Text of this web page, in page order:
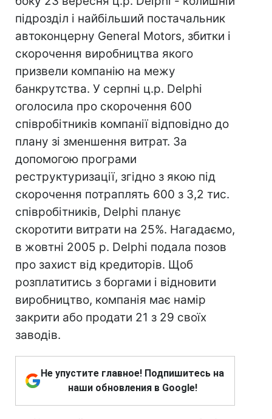
підрозділ і найбільший постачальник
автоконцерну General Motors, збитки і
скорочення виробництва якого
призвели компанію на межу
банкрутства. У серпні ц.р. Delphi
оголосила про скорочення 600
співробітників компанії відповідно до
плану зі зменшення витрат. За
допомогою програми
реструктуризації, згідно з якою під
скорочення потраплять 600 з 3,2 тис.
співробітників, Delphi планує
скоротити витрати на 25%. Нагадаємо,
в жовтні 2005 р. Delphi подала позов
про захист від кредиторів. Щоб
розплатитись з боргами і відновити
виробництво, компанія має намір
закрити або продати 21 з 29 своїх
заводів.
Не упустите главное! Подпишитесь на
наши обновления в Google!